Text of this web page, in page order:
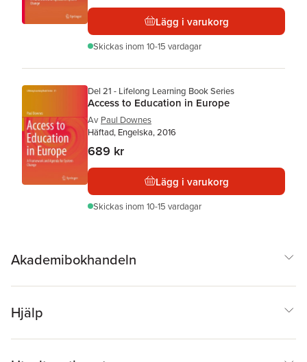
Lägg i varukorg
Skickas inom 10-15 vardagar
Del 21 - Lifelong Learning Book Series
Access to Education in Europe
Av Paul Downes
Häftad, Engelska, 2016
689 kr
Lägg i varukorg
Skickas inom 10-15 vardagar
Akademibokhandeln
Hjälp